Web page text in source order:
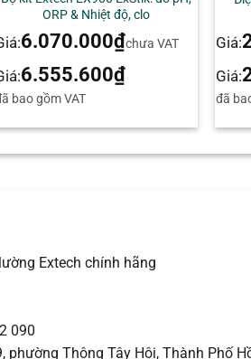
ORP & Nhiệt độ, clo
6.070.000₫chưa VAT
6.555.600₫
bao gồm VAT
Giá:
Giá:
đã
Extech chính hãng
090
phường Thông Tây Hội, Thành Phố